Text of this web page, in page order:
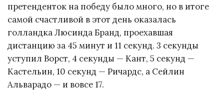
претенденток на победу было много, но в итоге
самой счастливой в этот день оказалась
голландка Люсинда Бранд, проехавшая
дистанцию за 45 минут и 11 секунд. 3 секунды
уступил Ворст, 4 секунды — Кант, 5 секунд —
Кастельин, 10 секунд — Ричардс, а Сейлин
Альварадо — и вовсе 17.